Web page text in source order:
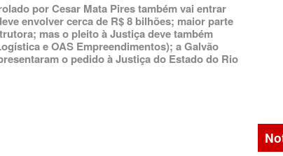
por Cesar Mata Pires também vai entrar
envolver cerca de R$ 8 bilhões; maior parte
mas o pleito à Justiça deve também
e OAS Empreendimentos); a Galvão
o pedido à Justiça do Estado do Rio